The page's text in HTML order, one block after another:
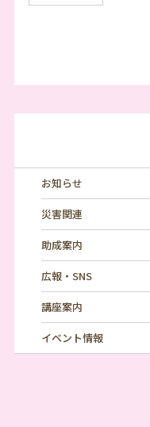
お知らせ
災害関連
助成案内
広報・SNS
講座案内
イベント情報